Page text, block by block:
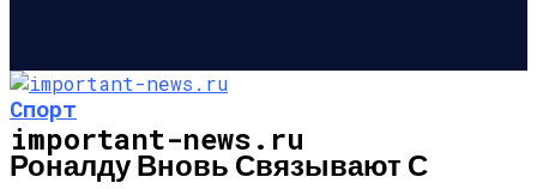
important-news.ru
Спорт
Роналду Вновь Связывают С